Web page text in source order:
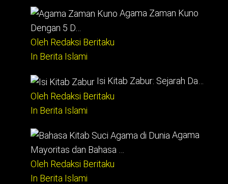
Agama Zaman Kuno
Dengan 5 D…
Oleh Redaksi Beritaku
In Berita Islami
Isi Kitab Zabur: Sejarah Da…
Oleh Redaksi Beritaku
In Berita Islami
Agama
Mayoritas dan Bahasa …
Oleh Redaksi Beritaku
In Berita Islami